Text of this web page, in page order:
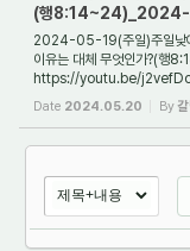
(행
2024-05-19(주일)주일낮예
이유는 대체 무엇인가?(행
https://youtu.be/
구원받은 것일까? 예전부터
Date 2024.05.20 By